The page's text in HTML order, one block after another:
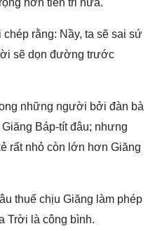
rằng: Nầy, ta sẽ sai sứ
sẽ dọn đường trước
những người bởi đàn bà
Báp-tít đâu; nhưng
rất nhỏ còn lớn hơn Giăng
thuế chịu Giăng làm phép
Trời là công bình.